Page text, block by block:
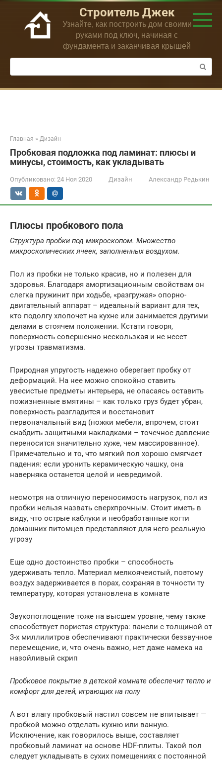
Перейти
контенту
Строитель Джек
Узнайте, как построить дом своими
руками под ключ, начиная с
фундамента и заканчивая крышей
Поиск:
Главная » Дизайн
Пробковая подложка под ламинат: плюсы и
минусы, стоимость, как укладывать
Опубликовано: 24 Ноя 2020 Дизайн Александр Редькин
Плюсы пробкового пола
Структура пробки под микроскопом. Множество
микроскопических ячеек, заполненных воздухом.
Пол из пробки не только красив, но и полезен для
здоровья. Благодаря амортизационным свойствам он
слегка пружинит при ходьбе, «разгружая» опорно-
двигательный аппарат – идеальный вариант для тех,
кто подолгу хлопочет на кухне или занимается другими
делами в стоячем положении. Кстати говоря,
поверхность совершенно нескользкая и не несет
угрозы травматизма.
Природная упругость надежно оберегает пробку от
деформаций. На нее можно спокойно ставить
увесистые предметы интерьера, не опасаясь оставить
пожизненные вмятины – как только груз будет убран,
поверхность разгладится и восстановит
первоначальный вид (ножки мебели, впрочем, стоит
снабдить защитными накладками – точечное давление
переносится значительно хуже, чем массированное).
Примечательно и то, что мягкий пол хорошо смягчает
падения: если уронить керамическую чашку, она
наверняка останется целой и невредимой.
несмотря на отличную переносимость нагрузок, пол из
пробки нельзя назвать сверхпрочным. Стоит иметь в
виду, что острые каблуки и необработанные когти
домашних питомцев представляют для него реальную
угрозу
Еще одно достоинство пробки – способность
удерживать тепло. Материал мелкоячеистый, поэтому
воздух задерживается в порах, сохраняя в точности ту
температуру, которая установлена в комнате
Звукопоглощение тоже на высшем уровне, чему также
способствует пористая структура: панели с толщиной от
3-х миллилитров обеспечивают практически беззвучное
перемещение, и, что очень важно, нет даже намека на
назойливый скрип
Пробковое покрытие в детской комнате обеспечит тепло и
комфорт для детей, играющих на полу
А вот влагу пробковый настил совсем не впитывает —
пробкой можно отделать кухню или ванную.
Исключение, как говорилось выше, составляет
пробковый ламинат на основе HDF-плиты. Такой пол
следует укладывать в сухих помещениях с постоянной